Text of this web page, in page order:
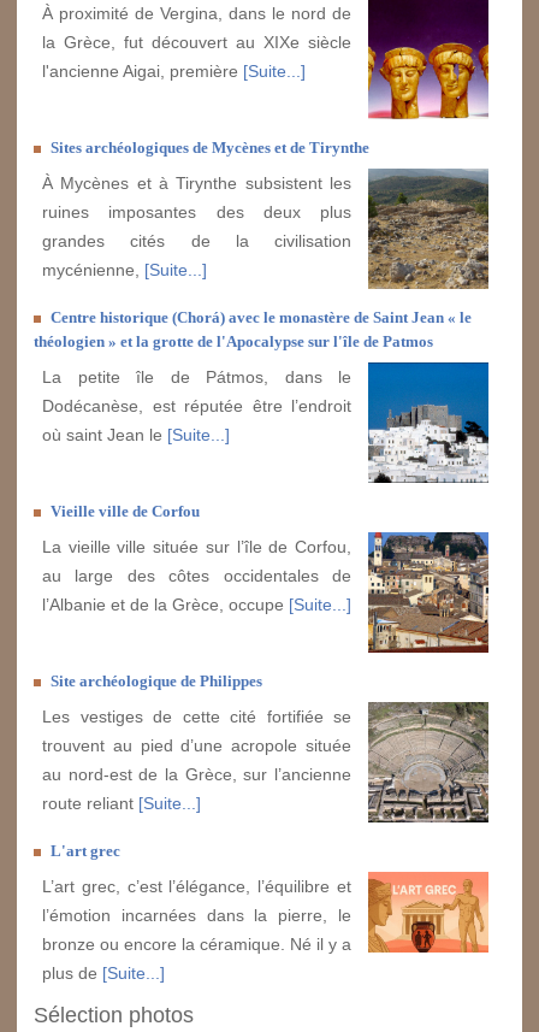
À proximité de Vergina, dans le nord de
la Grèce, fut découvert au XIXe siècle
l'ancienne Aigai, première [Suite...]
Sites archéologiques de Mycènes et de Tirynthe
À Mycènes et à Tirynthe subsistent les
ruines imposantes des deux plus
grandes cités de la civilisation
mycénienne, [Suite...]
Centre historique (Chorá) avec le monastère de Saint Jean « le
théologien » et la grotte de l'Apocalypse sur l'île de Patmos
La petite île de Pátmos, dans le
Dodécanèse, est réputée être l’endroit
où saint Jean le [Suite...]
Vieille ville de Corfou
La vieille ville située sur l’île de Corfou,
au large des côtes occidentales de
l’Albanie et de la Grèce, occupe [Suite...]
Site archéologique de Philippes
Les vestiges de cette cité fortifiée se
trouvent au pied d’une acropole située
au nord-est de la Grèce, sur l’ancienne
route reliant [Suite...]
L'art grec
L’art grec, c’est l’élégance, l’équilibre et
l’émotion incarnées dans la pierre, le
bronze ou encore la céramique. Né il y a
plus de [Suite...]
Sélection photos